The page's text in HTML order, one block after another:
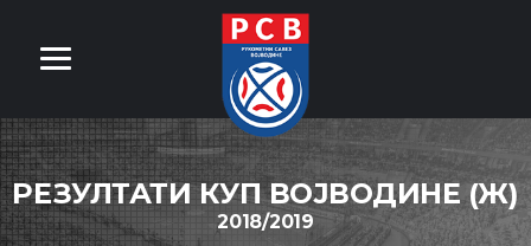
РЕЗУЛТАТИ КУП ВОЈВОДИНЕ (Ж)
2018/2019